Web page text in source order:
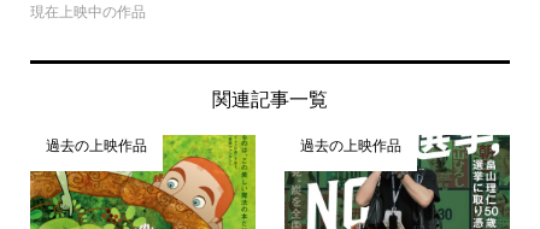
現在上映中の作品
関連記事一覧
過去の上映作品 過去の上映作品